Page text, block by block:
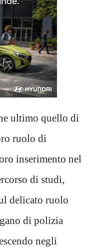
ultimo quello di
ruolo di
inserimento nel
di studi,
delicato ruolo
di polizia
negli